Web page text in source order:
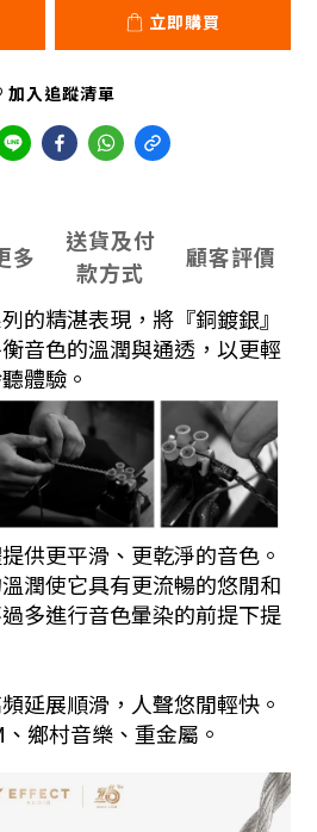
立即購買
加入追蹤清單
多
送貨及付
款方式
顧客評價
的精湛表現，將『銅鍍銀』
音色的溫潤與通透，以更輕
體驗。
供更平滑、更乾淨的音色。
潤使它具有更流暢的悠閒和
多進行音色暈染的前提下提
延展順滑，人聲悠閒輕快。
鄉村音樂、重金屬。